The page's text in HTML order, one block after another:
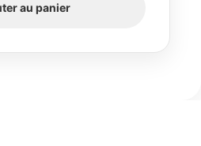
initial
au panier